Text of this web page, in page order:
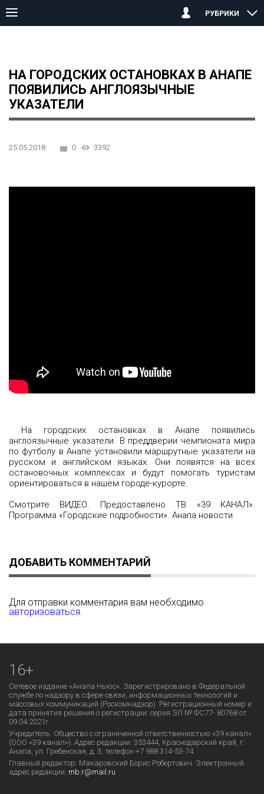
РУБРИКИ
На городских остановках в Анапе
НА ГОРОДСКИХ ОСТАНОВКАХ В АНАПЕ
ПОЯВИЛИСЬ АНГЛОЯЗЫЧНЫЕ
УКАЗАТЕЛИ
25.05.2018 0 3392
На городских остановках в Анапе появились
англоязычные указатели. В преддверии чемпионата мира
по футболу в Анапе установили маршрутные указатели на
русском и английском языках. Они появятся на всех
остановочных комплексах и будут помогать туристам
ориентироваться в нашем городе-курорте.
Смотрите ВИДЕО. Предоставлено ТВ «39 КАНАЛ».
Программа «Городские подробности». Анапа новости.
ДОБАВИТЬ КОММЕНТАРИЙ
Для отправки комментария вам необходимо
авторизоваться.
16+
Сетевое издание «Анапа Ньюс». Зарегистрировано в Федеральной
службе по надзору в сфере связи, информационных технологий и
массовых коммуникаций (Роскомнадзор). Регистрационный номер и
дата принятия решения о регистрации: серия ЭЛ № ФС77- 80768 от
09.04.2021г.
Учредитель: Общество с ограниченной ответственностью «39 канал»
(ООО «39 канал»). Адрес редакции: 353444, Краснодарский край, г.
Анапа, ул. Гребенская, д. 3, телефон +7 988 314-53-74
Главный редактор: Макаровский Борис Робертович. Электронный
адрес редакции: mb.r@mail.ru